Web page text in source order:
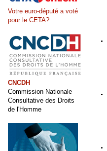
Votre euro-député a voté
pour le CETA?
CNCDH
Commission Nationale
Consultative des Droits
de l'Homme